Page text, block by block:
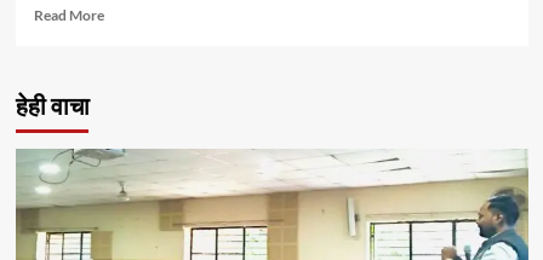
Read MoreRead
भाजपसोबत
का?
हेही वाचा